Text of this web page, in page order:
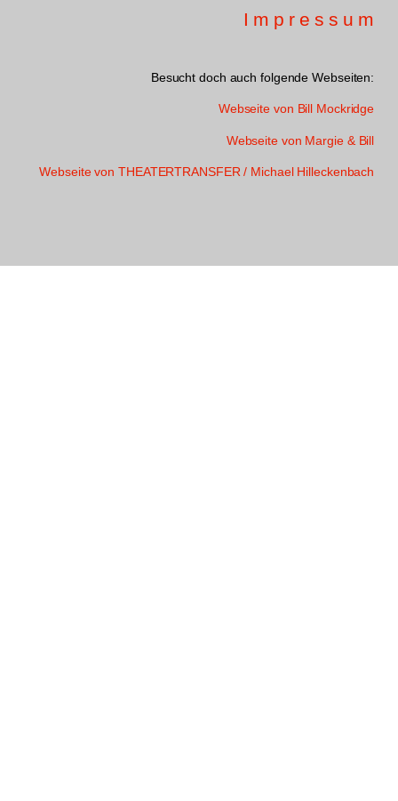
Impressum
Besucht doch auch folgende Webseiten:
Webseite von Bill Mockridge
Webseite von Margie & Bill
Webseite von THEATERTRANSFER / Michael Hilleckenbach